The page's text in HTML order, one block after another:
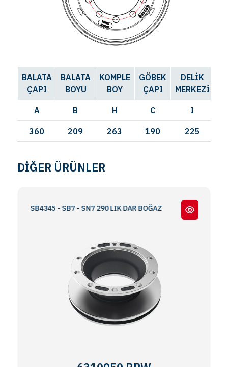
BALATA
ÇAPI
BALATA
BOYU
KOMPLE
BOY
GÖBEK
ÇAPI
DELİK
MERKEZİ
A B H C I
360 209 263 190 225
DİĞER ÜRÜNLER
SB4345 - SB7 - SN7 290 LIK DAR BOĞAZ